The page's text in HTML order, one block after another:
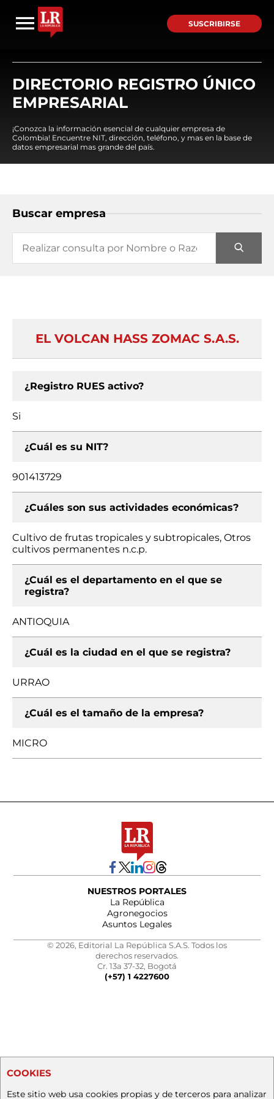
SUSCRIBIRSE
DIRECTORIO REGISTRO ÚNICO
EMPRESARIAL
¡Conozca la información esencial de cualquier empresa de
Colombia! Encuentre NIT, dirección, teléfono, y mas en la base de
datos empresarial mas grande del país.
Buscar empresa
EL VOLCAN HASS ZOMAC S.A.S.
¿Registro RUES activo?
Si
¿Cuál es su NIT?
901413729
¿Cuáles son sus actividades económicas?
Cultivo de frutas tropicales y subtropicales, Otros
cultivos permanentes n.c.p.
¿Cuál es el departamento en el que se
registra?
ANTIOQUIA
¿Cuál es la ciudad en el que se registra?
URRAO
¿Cuál es el tamaño de la empresa?
MICRO
NUESTROS PORTALES
La República
Agronegocios
Asuntos Legales
© 2026, Editorial La República S.A.S. Todos los
derechos reservados.
Cr. 13a 37-32, Bogotá
(+57) 1 4227600
COOKIES
Este sitio web usa cookies propias y de terceros para analizar